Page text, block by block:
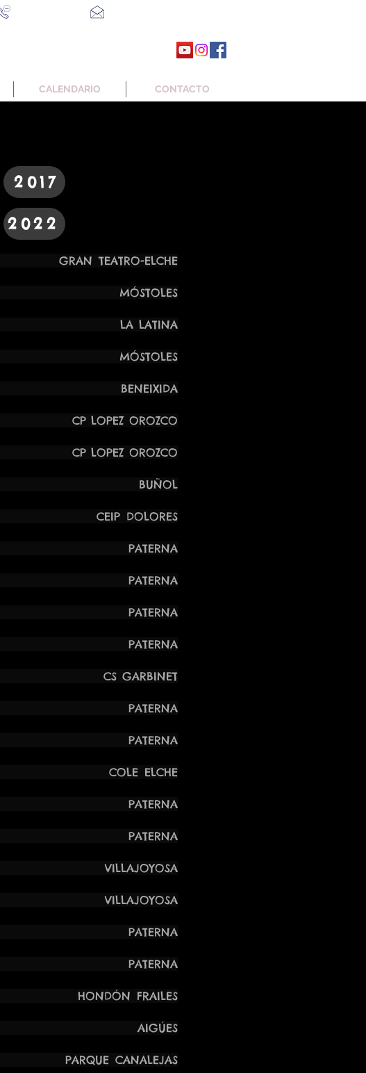
CALENDARIO CONTACTO
2017
2022
TEATRO-ELCHE
MÓSTOLES
LA LATINA
MÓSTOLES
BENEIXIDA
OROZCO
OROZCO
BUÑOL
CEIP DOLORES
PATERNA
PATERNA
PATERNA
PATERNA
CS GARBINET
PATERNA
PATERNA
COLE ELCHE
PATERNA
PATERNA
PATERNA
PATERNA
FRAILES
AIGÚES
CANALEJAS